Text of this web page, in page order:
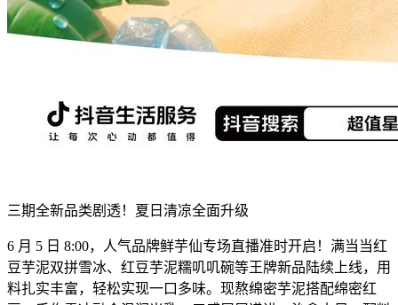
三期全新品类剧透！夏日清凉全面升级
6 月 5 日 8:00，人气品牌鲜芋仙专场直播准时开启！满当当红
豆芋泥双拼雪冰、红豆芋泥糯叽叽碗等王牌新品陆续上线，用
料扎实丰富，轻松实现一口多味。现熬绵密芋泥搭配绵密红